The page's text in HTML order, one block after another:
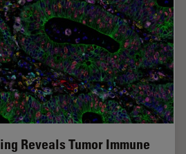
Reveals Tumor Immune